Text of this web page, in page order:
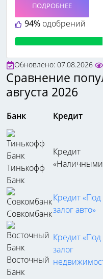
94% одобрений
ПОДРОБНЕЕ
Обновлено: 07.08.2026
Сравнение
августа 2026
Банк Кредит
Тинькофф
Банк
Кредит
Совкомбанк
Кредит «Под
залог авто»
Восточный
Банк
Кредит «Под
залог